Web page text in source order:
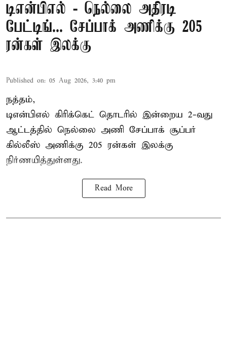
டிஎன்பிஎல் - நெல்லை அதிரடி
பேட்டிங்... சேப்பாக் அணிக்கு 205
ரன்கள் இலக்கு
Published on: 05 Aug 2026, 3:40 pm
நத்தம்,
டிஎன்பிஎல் கிரிக்கெட் தொடரில் இன்றைய 2-வது
ஆட்டத்தில் நெல்லை அணி சேப்பாக் சூப்பர்
கில்லீஸ் அணிக்கு 205 ரன்கள் இலக்கு
நிர்ணயித்துள்ளது.
Read More